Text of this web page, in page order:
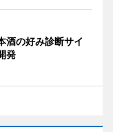
酒の好み診断サイ
発